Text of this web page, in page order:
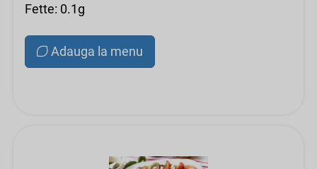
Fette: 0.1g
Adauga la menu